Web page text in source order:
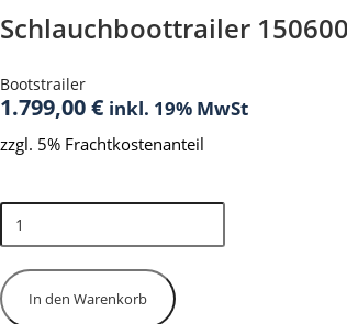
Schlauchboottrailer
Bootstrailer
1.799,00€ inkl. 19% MwSt
zzgl. 5% Frachtkostenanteil
Schlauchboottrailer
150600
RBX-
LineIn den Warenkorb